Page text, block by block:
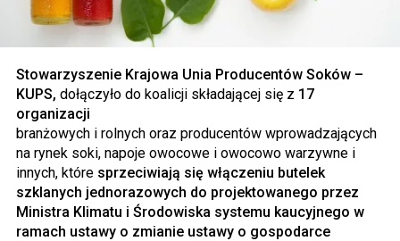
Stowarzyszenie Krajowa Unia Producentów Soków –
KUPS, dołączyło do koalicji składającej się z 17
organizacji
branżowych i rolnych oraz producentów wprowadzających
na rynek soki, napoje owocowe i owocowo warzywne i
innych, które sprzeciwiają się włączeniu butelek
szklanych jednorazowych do projektowanego przez
Ministra Klimatu i Środowiska systemu kaucyjnego w
ramach ustawy o zmianie ustawy o gospodarce